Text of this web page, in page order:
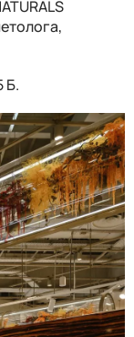
Б.